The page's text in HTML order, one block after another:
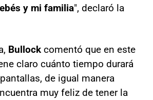
y mi familia", declaró la
Bullock comentó que en este
claro cuánto tiempo durará
de igual manera
muy feliz de tener la